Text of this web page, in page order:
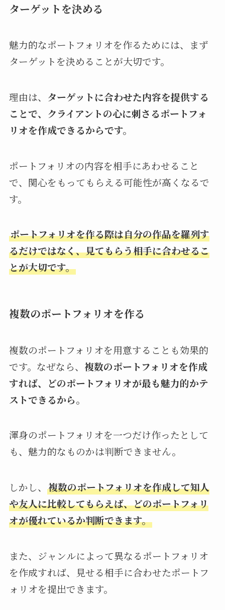
ターゲットを決める
魅力的なポートフォリオを作るためには、まず
ターゲットを決めることが大切です。
理由は、 ターゲットに合わせた内容を提供する
ことで、クライアントの心に刺さるポートフォ
リオを作成できるからです。
ポートフォリオの内容を相手にあわせること
で、関心をもってもらえる可能性が高くなるで
す。
ポートフォリオを作る際は自分の作品を羅列す
るだけではなく、見てもらう相手に合わせるこ
とが大切です。
複数のポートフォリオを作る
複数のポートフォリオを用意することも効果的
です。なぜなら、 複数のポートフォリオを作成
すれば、どのポートフォリオが最も魅力的かテ
ストできるから。
渾身のポートフォリオを一つだけ作ったとして
も、魅力的なものかは判断できません。
しかし、 複数のポートフォリオを作成して知人
や友人に比較してもらえば、どのポートフォリ
オが優れているか判断できます。
また、ジャンルによって異なるポートフォリオ
を作成すれば、見せる相手に合わせたポートフ
ォリオを提出できます。